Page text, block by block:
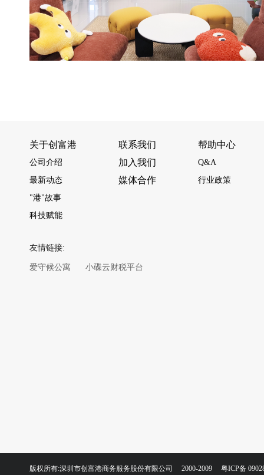
关于创富港
公司介绍
最新动态
"港"故事
科技赋能
联系我们
加入我们
媒体合作
帮助中心
Q&A
行业政策
友情链接:
爱守候公寓 小碟云财税平台
版权所有:深圳市创富港商务服务股份有限公司 2000-2009 粤ICP备